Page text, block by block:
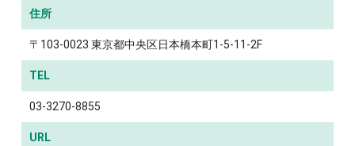
住所
〒103-0023 東京都中央区日本橋本町1-5-11-2F
TEL
03-3270-8855
URL